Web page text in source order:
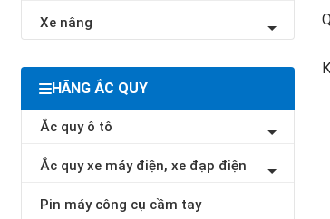
Xe nâng
HÃNG ẮC QUY
Ắc quy ô tô
Ắc quy xe máy điện, xe đạp điện
Pin máy công cụ cầm tay